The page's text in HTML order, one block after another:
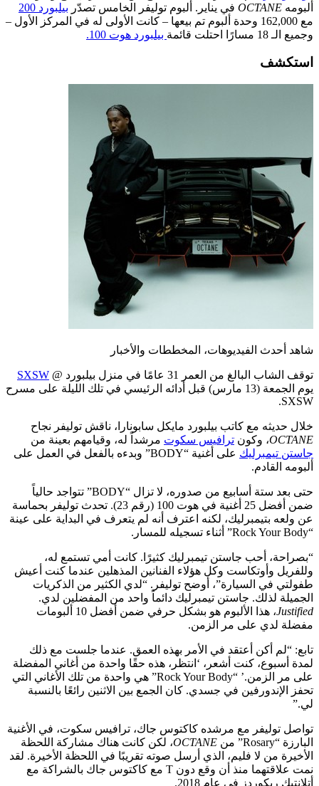
ألبومه OCTANE في يناير. ألبوم توليفر الخامس تصدّر بيلبورد 200
مع 162,000 وحدة ألبوم تم بيعها – كانت الأولى له في المركز الأول –
وجميع الـ 18 مسارًا احتلت قائمة
بيلبورد هوت 100.
استكشف
شاهد أحدث الفيديوهات، المخططات والأخبار
توقف الشاب البالغ من العمر 31 عامًا في منزل بيلبورد @
SXSW
يوم الجمعة (13 مارس) قبل أدائه الرئيسي في تلك الليلة على مسرح
SXSW.
خلال حديثه مع كاتب بيلبورد مايكل سابونارا، ناقش توليفر نجاح
OCTANE، وكون ترافيس سكوت مرشداً له، وقيامهم بعينة من
جاستن تيمبرليك
على أغنية “BODY” وبدءه بالفعل في العمل على
ألبومه القادم.
حتى بعد ستة أسابيع من صدوره، لا تزال “BODY” تتواجد حالياً
ضمن أفضل 25 أغنية في هوت 100 (رقم 23). تحدث توليفر بحماسة
عن ولعه بتيمبرليك، لكنه اعترف أنه لم يتعرف في البداية على عينة
“Rock Your Body” أثناء تسجيله للمسار.
“بصراحة، أحب جاستن تيمبرليك كثيرًا. كانت أمي تستمع له،
وللفريل وأوتكاست وكل هؤلاء الفنانين المذهلين عندما كنت أعيش
طفولتي في السيارة”، أوضح توليفر. “لدي الكثير من الذكريات
الجميلة لذلك. جاستن تيمبرليك دائماً واحد من المفضلين لدي.
Justified
، هذا الألبوم هو بشكل حرفي ضمن أفضل 10 ألبومات
مفضلة لدي على مر الزمن.
تابع: “لم أكن أعتقد في الأمر بهذه العمق. عندما جلست مع ذلك
لمدة أسبوع، كنت أشعر، ‘انتظر، هذه حقًا واحدة من أغاني المفضلة
على مر الزمن.’ “Rock Your Body” هي واحدة من تلك الأغاني التي
تحفز الإندورفين في جسدي. كان الجمع بين الاثنين رائعًا بالنسبة
لي.”
تواصل توليفر مع مرشده كاكتوس جاك، ترافيس سكوت، في الأغنية
البارزة “Rosary” من
OCTANE، لكن كانت هناك مشاركة اللحظة
الأخيرة من لا فليم، الذي أرسل صوته تقريبًا في اللحظة الأخيرة. لقد
نمت علاقتهما منذ أن وقع دون T مع كاكتوس جاك بالشراكة مع
أتلانتيك ريكوردز في عام 2018.